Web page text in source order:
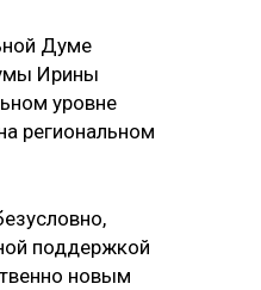
Думе
Ирины
уровне
региональном
поддержкой
новым